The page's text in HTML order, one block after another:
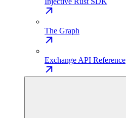
The Graph
Exchange API Reference